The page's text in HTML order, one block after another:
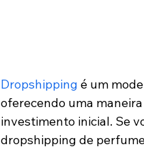
Dropshipping é um
oferecendo uma
investimento inicial. Se
dropshipping de